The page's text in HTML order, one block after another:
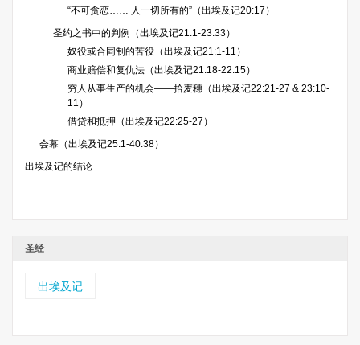
“不可贪恋…… 人一切所有的”（出埃及记20:17）
圣约之书中的判例（出埃及记21:1-23:33）
奴役或合同制的苦役（出埃及记21:1-11）
商业赔偿和复仇法（出埃及记21:18-22:15）
穷人从事生产的机会——拾麦穗（出埃及记22:21-27 & 23:10-
11）
借贷和抵押（出埃及记22:25-27）
会幕（出埃及记25:1-40:38）
出埃及记的结论
圣经
出埃及记